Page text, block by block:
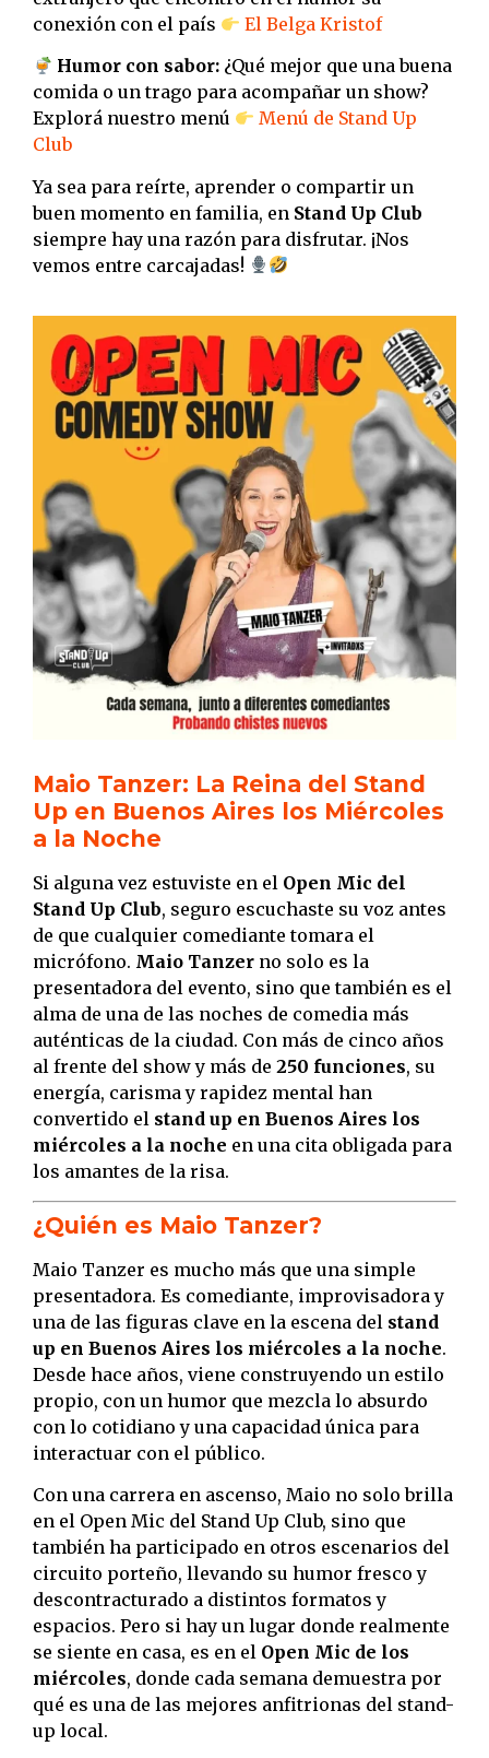
conexión con el país
El Belga Kristof
Humor con sabor: ¿Qué mejor que una buena
comida o un trago para acompañar un show?
Explorá nuestro menú
Menú de Stand Up
Club
Ya sea para reírte, aprender o compartir un
buen momento en familia, en Stand Up Club
siempre hay una razón para disfrutar. ¡Nos
vemos entre carcajadas!
Maio Tanzer: La Reina del Stand
Up en Buenos Aires los Miércoles
a la Noche
Si alguna vez estuviste en el Open Mic del
Stand Up Club, seguro escuchaste su voz antes
de que cualquier comediante tomara el
micrófono. Maio Tanzer no solo es la
presentadora del evento, sino que también es el
alma de una de las noches de comedia más
auténticas de la ciudad. Con más de cinco años
al frente del show y más de 250 funciones, su
energía, carisma y rapidez mental han
convertido el stand up en Buenos Aires los
miércoles a la noche en una cita obligada para
los amantes de la risa.
¿Quién es Maio Tanzer?
Maio Tanzer es mucho más que una simple
presentadora. Es comediante, improvisadora y
una de las figuras clave en la escena del stand
up en Buenos Aires los miércoles a la noche.
Desde hace años, viene construyendo un estilo
propio, con un humor que mezcla lo absurdo
con lo cotidiano y una capacidad única para
interactuar con el público.
Con una carrera en ascenso, Maio no solo brilla
en el Open Mic del Stand Up Club, sino que
también ha participado en otros escenarios del
circuito porteño, llevando su humor fresco y
descontracturado a distintos formatos y
espacios. Pero si hay un lugar donde realmente
se siente en casa, es en el Open Mic de los
miércoles, donde cada semana demuestra por
qué es una de las mejores anfitrionas del stand-
up local.